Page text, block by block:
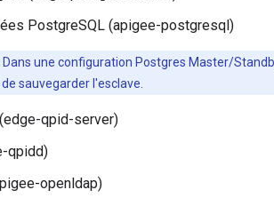
PostgreSQL (apigee-postgresql)
Dans une configuration Postgres Master/
sauvegarder l'esclave.
qpid-server)
qpidd)
openldap)